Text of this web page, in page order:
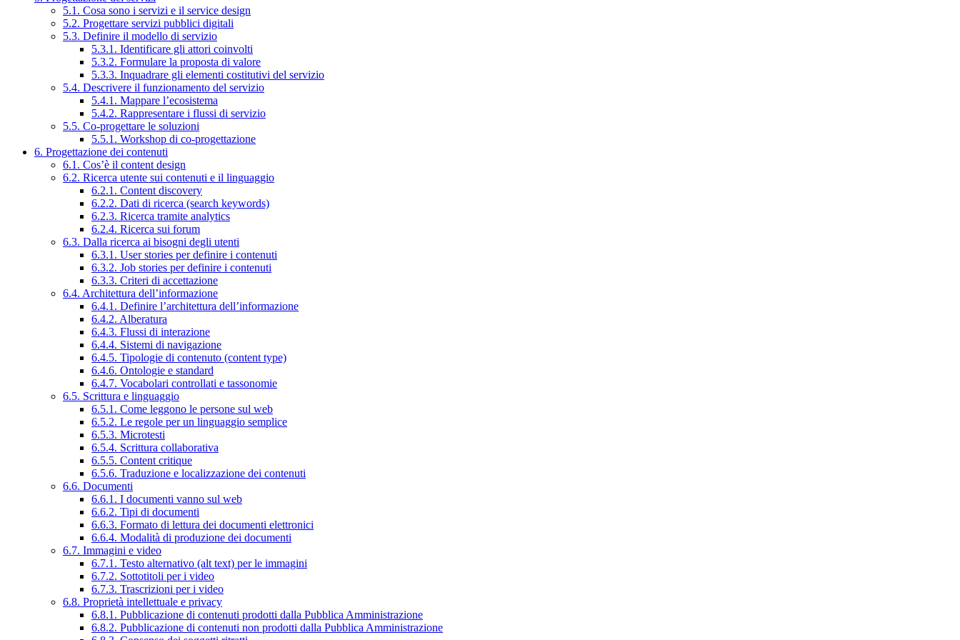
5.1. Cosa sono i servizi e il service design
5.2. Progettare servizi pubblici digitali
5.3. Definire il modello di servizio
5.3.1. Identificare gli attori coinvolti
5.3.2. Formulare la proposta di valore
5.3.3. Inquadrare gli elementi costitutivi del servizio
5.4. Descrivere il funzionamento del servizio
5.4.1. Mappare l’ecosistema
5.4.2. Rappresentare i flussi di servizio
5.5. Co-progettare le soluzioni
5.5.1. Workshop di co-progettazione
6. Progettazione dei contenuti
6.1. Cos’è il content design
6.2. Ricerca utente sui contenuti e il linguaggio
6.2.1. Content discovery
6.2.2. Dati di ricerca (search keywords)
6.2.3. Ricerca tramite analytics
6.2.4. Ricerca sui forum
6.3. Dalla ricerca ai bisogni degli utenti
6.3.1. User stories per definire i contenuti
6.3.2. Job stories per definire i contenuti
6.3.3. Criteri di accettazione
6.4. Architettura dell’informazione
6.4.1. Definire l’architettura dell’informazione
6.4.2. Alberatura
6.4.3. Flussi di interazione
6.4.4. Sistemi di navigazione
6.4.5. Tipologie di contenuto (content type)
6.4.6. Ontologie e standard
6.4.7. Vocabolari controllati e tassonomie
6.5. Scrittura e linguaggio
6.5.1. Come leggono le persone sul web
6.5.2. Le regole per un linguaggio semplice
6.5.3. Microtesti
6.5.4. Scrittura collaborativa
6.5.5. Content critique
6.5.6. Traduzione e localizzazione dei contenuti
6.6. Documenti
6.6.1. I documenti vanno sul web
6.6.2. Tipi di documenti
6.6.3. Formato di lettura dei documenti elettronici
6.6.4. Modalità di produzione dei documenti
6.7. Immagini e video
6.7.1. Testo alternativo (alt text) per le immagini
6.7.2. Sottotitoli per i video
6.7.3. Trascrizioni per i video
6.8. Proprietà intellettuale e privacy
6.8.1. Pubblicazione di contenuti prodotti dalla Pubblica Amministrazione
6.8.2. Pubblicazione di contenuti non prodotti dalla Pubblica Amministrazione